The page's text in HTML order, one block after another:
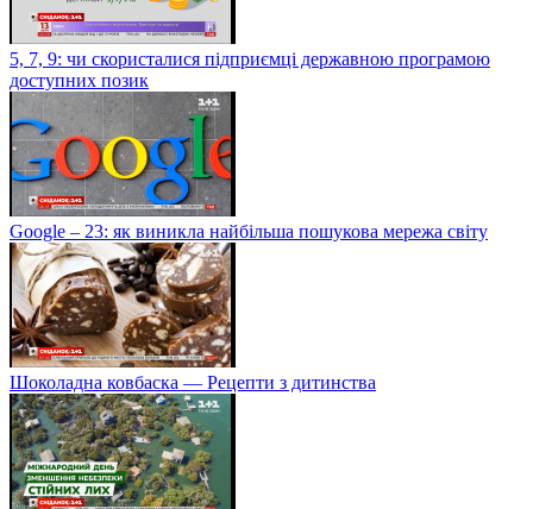
5, 7, 9: чи скористалися підприємці державною програмою
доступних позик
Google – 23: як виникла найбільша пошукова мережа світу
Шоколадна ковбаска — Рецепти з дитинства